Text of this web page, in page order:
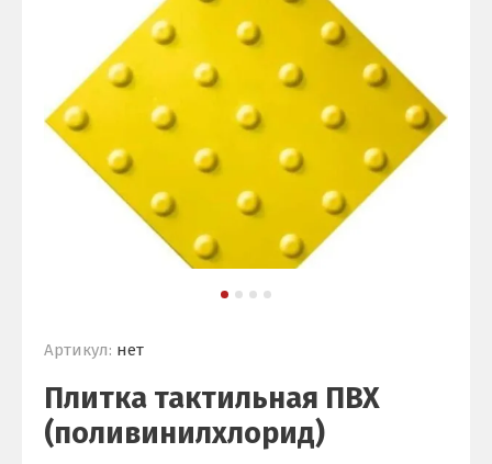
Артикул: нет
Плитка тактильная ПВХ
(поливинилхлорид)